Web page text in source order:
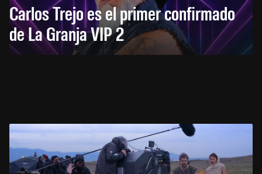
Carlos Trejo es el primer confirmado
de La Granja VIP 2